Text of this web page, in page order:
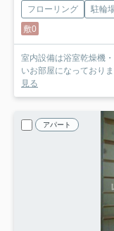
フローリング
駐輪
敷0
室内設備は浴室乾燥機
いお部屋になっており
見る
アパート